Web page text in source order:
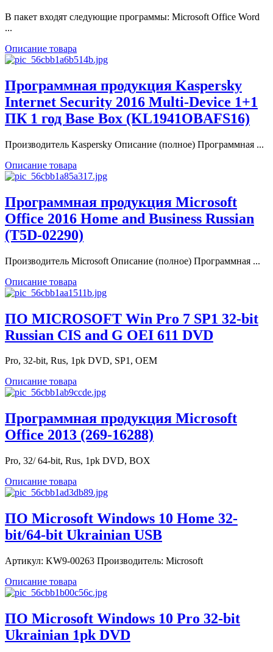
В пакет входят следующие программы: Microsoft Office Word
...
Описание товара
Программная продукция Kaspersky
Internet Security 2016 Multi-Device 1+1
ПК 1 год Base Box (KL1941OBAFS16)
Производитель Kaspersky Описание (полное) Программная ...
Описание товара
Программная продукция Microsoft
Office 2016 Home and Business Russian
(T5D-02290)
Производитель Microsoft Описание (полное) Программная ...
Описание товара
ПО MICROSOFT Win Pro 7 SP1 32-bit
Russian CIS and G OEI 611 DVD
Pro, 32-bit, Rus, 1pk DVD, SP1, OEM
Описание товара
Программная продукция Microsoft
Office 2013 (269-16288)
Pro, 32/ 64-bit, Rus, 1pk DVD, BOX
Описание товара
ПО Microsoft Windows 10 Home 32-
bit/64-bit Ukrainian USB
Артикул: KW9-00263 Производитель: Microsoft
Описание товара
ПО Microsoft Windows 10 Pro 32-bit
Ukrainian 1pk DVD